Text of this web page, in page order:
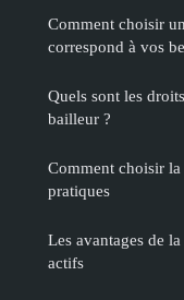
Comment choisir
correspond à vos
Quels sont les
bailleur ?
Comment choisir
pratiques
Les avantages de
actifs